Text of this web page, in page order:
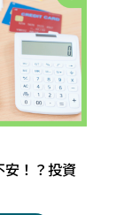
安！？投資